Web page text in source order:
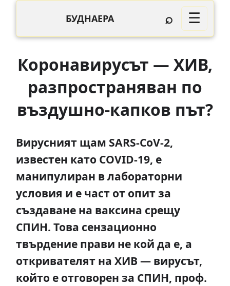
БУДНАЕРА ⌕ ☰
Коронавирусът — ХИВ,
разпространяван по
въздушно-капков път?
Вирусният щам SARS-CoV-2,
известен като COVID-19, е
манипулиран в лабораторни
условия и е част от опит за
създаване на ваксина срещу
СПИН. Това сензационно
твърдение прави не кой да е, а
откривателят на ХИВ — вирусът,
който е отговорен за СПИН, проф.